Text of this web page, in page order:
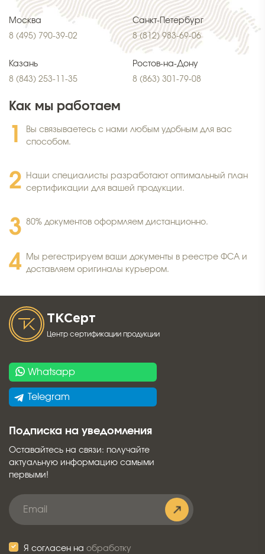
Москва
8 (495) 790-39-02
Санкт-Петербург
8 (812) 983-69-06
Казань
8 (843) 253-11-35
Ростов-на-Дону
8 (863) 301-79-08
Как мы работаем
Вы связываетесь с нами любым удобным для вас
способом.
Наши специалисты разработают оптимальный план
сертификации для вашей продукции.
80% документов оформляем дистанционно.
Мы регестрируем ваши документы в реестре ФСА и
доставляем оригиналы курьером.
ТКСерт
Центр сертификации продукции
Whatsapp
Telegram
Подписка на уведомления
Оставайтесь на связи: получайте
актуальную информацию самыми
первыми!
Я согласен на обработку